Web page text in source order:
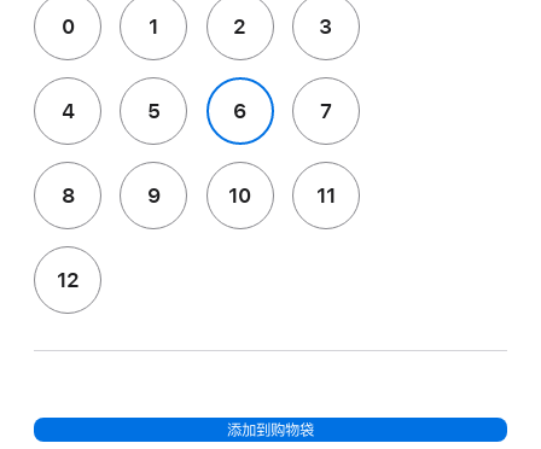
0 1 2 3
4 5 6 7
8 9 10 11
12
添加到购物袋